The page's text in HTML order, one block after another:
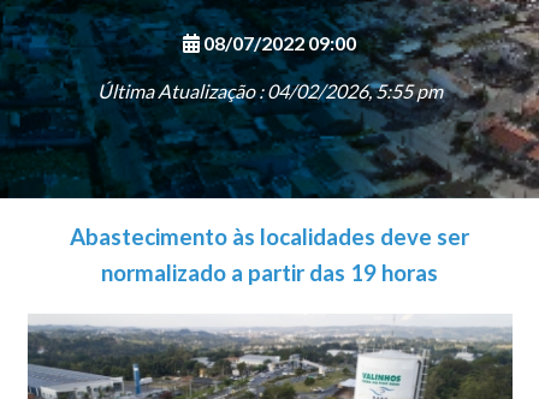
08/07/2022 09:00
Última Atualização : 04/02/2026, 5:55 pm
Abastecimento às localidades deve ser
normalizado a partir das 19 horas